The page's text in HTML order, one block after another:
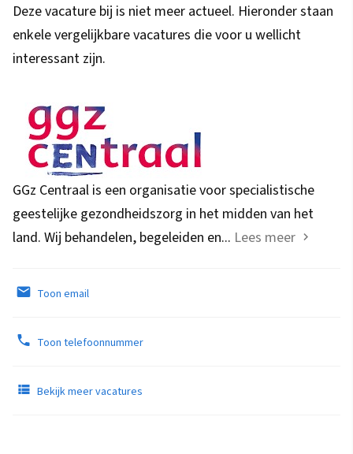
Deze vacature bij is niet meer actueel. Hieronder staan
enkele vergelijkbare vacatures die voor u wellicht
interessant zijn.
GGz Centraal is een organisatie voor specialistische
geestelijke gezondheidszorg in het midden van het
land. Wij behandelen, begeleiden en... Lees meer
Toon email
Toon telefoonnummer
Bekijk meer vacatures